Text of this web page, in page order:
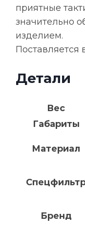
приятные
значительно
изделием.
Поставляется
Детали
Вес
Габариты
Материал
Бренд